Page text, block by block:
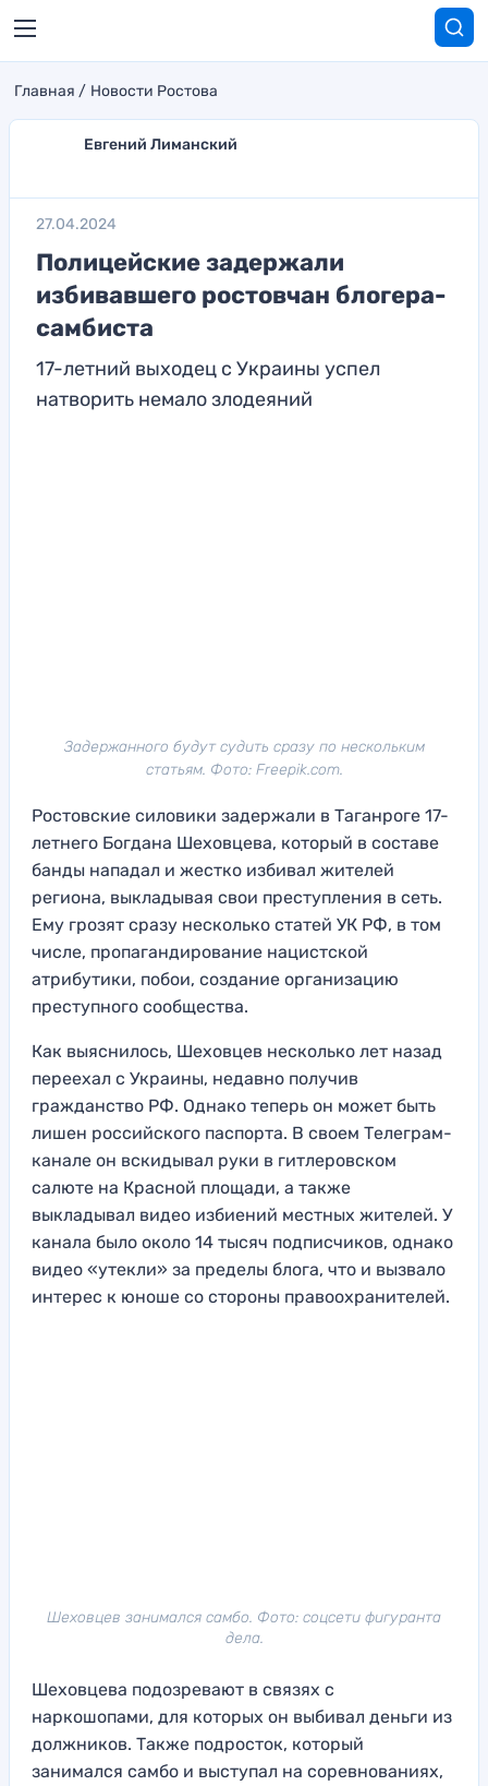
Главная Новости Ростова
Евгений Лиманский
27.04.2024
Полицейские задержали
избивавшего ростовчан блогера-
самбиста
17-летний выходец с Украины успел
натворить немало злодеяний
Задержанного будут судить сразу по нескольким
статьям. Фото: Freepik.com.
Ростовские силовики задержали в Таганроге 17-
летнего Богдана Шеховцева, который в составе
банды нападал и жестко избивал жителей
региона, выкладывая свои преступления в сеть.
Ему грозят сразу несколько статей УК РФ, в том
числе, пропагандирование нацистской
атрибутики, побои, создание организацию
преступного сообщества.
Как выяснилось, Шеховцев несколько лет назад
переехал с Украины, недавно получив
гражданство РФ. Однако теперь он может быть
лишен российского паспорта. В своем Телеграм-
канале он вскидывал руки в гитлеровском
салюте на Красной площади, а также
выкладывал видео избиений местных жителей. У
канала было около 14 тысяч подписчиков, однако
видео «утекли» за пределы блога, что и вызвало
интерес к юноше со стороны правоохранителей.
Шеховцев занимался самбо. Фото: соцсети фигуранта
дела.
Шеховцева подозревают в связях с
наркошопами, для которых он выбивал деньги из
должников. Также подросток, который
занимался самбо и выступал на соревнованиях,